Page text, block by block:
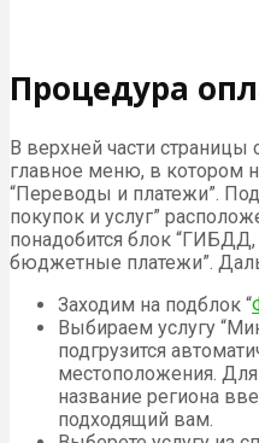
Процедура
В верхней части страницы
главное меню, в котором
“Переводы и платежи”.
покупок и услуг”
понадобится блок
бюджетные платежи”.
Заходим на подблок “
Выбираем услугу
подгрузится
местоположения.
название региона
подходящий вам.